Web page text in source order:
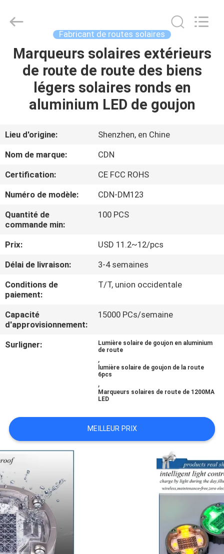
MAISON
PRODUITS
À
PROPOS
DE
VISITE
L'USINE
CONTRÔLE
DE
QUALITÉ
NOUS
CAS
DEMANDER
UN
DEVIS
ONLINE
SHOP
Technology
Rights
Reserved.
Fabricant de routes solaires
Marqueurs solaires extérieurs
de route de route des biens
légers solaires ronds en
aluminium LED de goujon
Lieu d'origine:
Shenzhen, en Chine
Nom de marque:
CDN
Certification:
CE FCC ROHS
Numéro de modèle:
CDN-DM123
Quantité de
commande min:
100 PCS
Prix:
USD 11.2~12/pcs
Délai de livraison:
3-4 semaines
Conditions de
paiement:
T/T, union occidentale
Capacité
d'approvisionnement:
15000 PCs/semaine
Surligner:
Lumière solaire de goujon en aluminium
de route
,
lumière solaire de goujon de la route
6pcs
,
Marqueurs solaires de route de 1200MA
LED
MEILLEUR PRIX